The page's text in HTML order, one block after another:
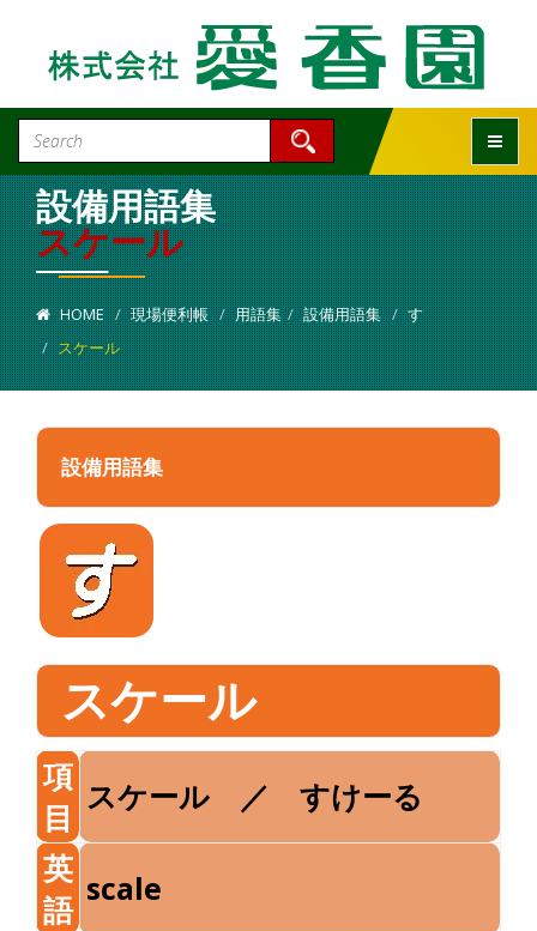
設備用語集
スケール
HOME 現場便利帳 用語集 設備用語集
す
スケール
設備用語集
スケール
項
目
スケール ／ すけーる
英
語
scale